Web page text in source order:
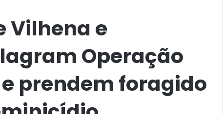
Vilhena e
Operação
prendem foragido